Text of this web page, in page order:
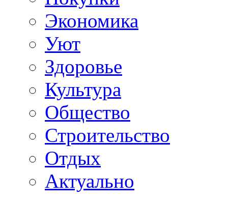
Экономика
Уют
Здоровье
Культура
Общество
Строительство
Отдых
Актуально